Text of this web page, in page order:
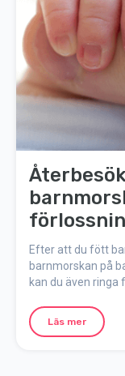
Efter att du fött
barnmorskan på
kan du även
Läs mer